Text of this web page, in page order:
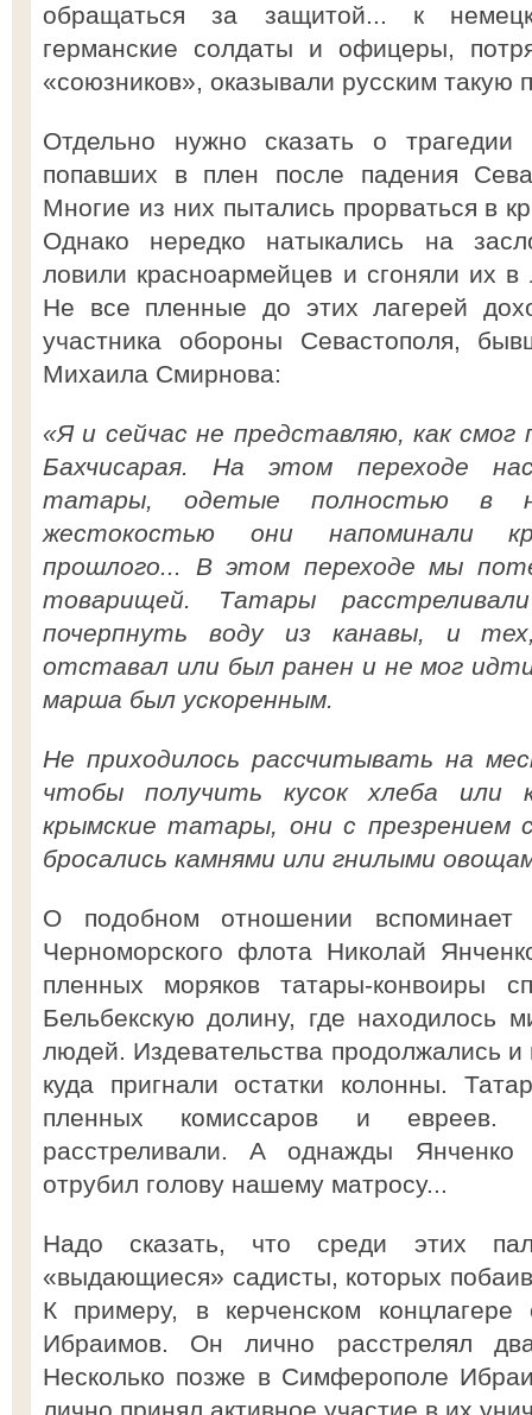
обращаться за защитой... к
германские солдаты и офицеры,
«союзников», оказывали русским такую
Отдельно нужно сказать о
попавших в плен после падения
Многие из них пытались прорваться в
Однако нередко натыкались на
ловили красноармейцев и сгоняли их
Не все пленные до этих лагерей
участника обороны Севастополя,
Михаила Смирнова:
«Я и сейчас не представляю, как
Бахчисарая. На этом переходе
татары, одетые полностью в
жестокостью они напоминали
прошлого... В этом переходе мы
товарищей. Татары
почерпнуть воду из канавы, и
отставал или был ранен и не мог
марша был ускоренным.
Не приходилось рассчитывать на
чтобы получить кусок хлеба или
крымские татары, они с презрением
бросались камнями или гнилыми
О подобном отношении
Черноморского флота Николай
пленных моряков татары-конвоиры
Бельбекскую долину, где находилось
людей. Издевательства продолжались
куда пригнали остатки колонны.
пленных комиссаров и евреев.
расстреливали. А однажды Янченко
отрубил голову нашему матросу...
Надо сказать, что среди этих
«выдающиеся» садисты, которых
К примеру, в керченском концлагере
Ибраимов. Он лично расстрелял
Несколько позже в Симферополе